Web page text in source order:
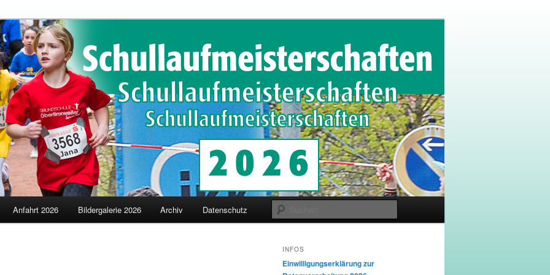
in Merzig
Anfahrt 2026 Bildergalerie 2026 Archiv Datenschutz
INFOS
Einwilligungserklärung zur